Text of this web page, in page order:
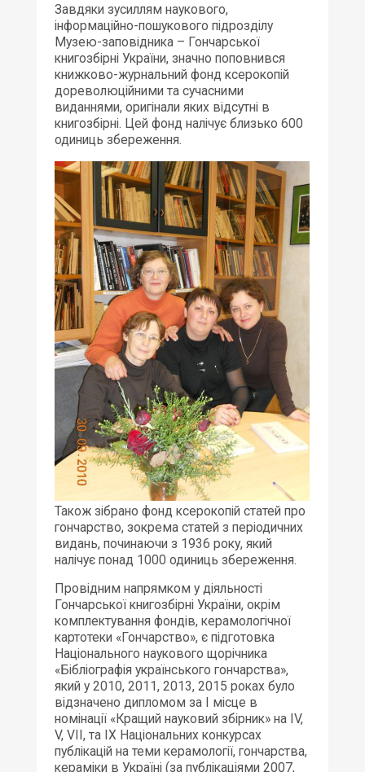
Завдяки зусиллям наукового,
інформаційно-пошукового підрозділу
Музею-заповідника – Гончарської
книгозбірні України, значно поповнився
книжково-журнальний фонд ксерокопій
дореволюційними та сучасними
виданнями, оригінали яких відсутні в
книгозбірні. Цей фонд налічує близько 600
одиниць збереження.
Також зібрано фонд ксерокопій статей про
гончарство, зокрема статей з періодичних
видань, починаючи з 1936 року, який
налічує понад 1000 одиниць збереження.
Провідним напрямком у діяльності
Гончарської книгозбірні України, окрім
комплектування фондів, керамологічної
картотеки «Гончарство», є підготовка
Національного наукового щорічника
«Бібліографія українського гончарства»,
який у 2010, 2011, 2013, 2015 роках було
відзначено дипломом за І місце в
номінації «Кращий науковий збірник» на ІV,
V, VІІ, та ІХ Національних конкурсах
публікацій на теми керамології, гончарства,
кераміки в Україні (за публікаціями 2007,